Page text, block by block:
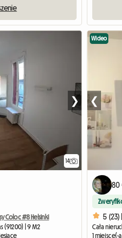
14
❯
Coloc #8 Helsinki
(91200) | 9 M2
Wideo
❮
80
5 (23) |
Cała
1